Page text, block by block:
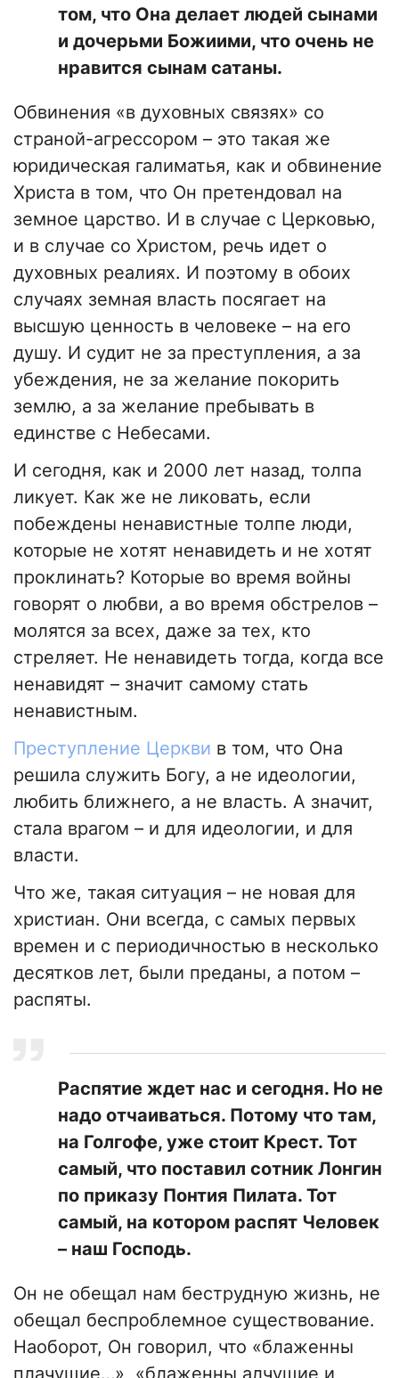
том, что Она делает людей сынами
и дочерьми Божиими, что очень не
нравится сынам сатаны.
Обвинения «в духовных связях» со
страной-агрессором – это такая же
юридическая галиматья, как и обвинение
Христа в том, что Он претендовал на
земное царство. И в случае с Церковью,
и в случае со Христом, речь идет о
духовных реалиях. И поэтому в обоих
случаях земная власть посягает на
высшую ценность в человеке – на его
душу. И судит не за преступления, а за
убеждения, не за желание покорить
землю, а за желание пребывать в
единстве с Небесами.
И сегодня, как и 2000 лет назад, толпа
ликует. Как же не ликовать, если
побеждены ненавистные толпе люди,
которые не хотят ненавидеть и не хотят
проклинать? Которые во время войны
говорят о любви, а во время обстрелов –
молятся за всех, даже за тех, кто
стреляет. Не ненавидеть тогда, когда все
ненавидят – значит самому стать
ненавистным.
Преступление Церкви в том, что Она
решила служить Богу, а не идеологии,
любить ближнего, а не власть. А значит,
стала врагом – и для идеологии, и для
власти.
Что же, такая ситуация – не новая для
христиан. Они всегда, с самых первых
времен и с периодичностью в несколько
десятков лет, были преданы, а потом –
распяты.
Распятие ждет нас и сегодня. Но не
надо отчаиваться. Потому что там,
на Голгофе, уже стоит Крест. Тот
самый, что поставил сотник Лонгин
по приказу Понтия Пилата. Тот
самый, на котором распят Человек
– наш Господь.
Он не обещал нам беструдную жизнь, не
обещал беспроблемное существование.
Наоборот, Он говорил, что «блаженны